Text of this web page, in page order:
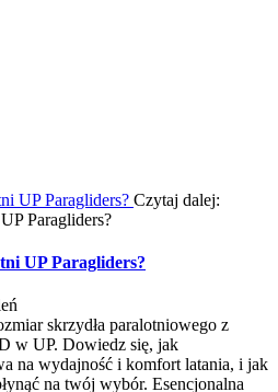
Czytaj dalej:
Paragliders?
UP Paragliders?
skrzydła paralotniowego z
w UP. Dowiedz się, jak
na wydajność i komfort latania, i jak
na twój wybór. Esencjonalna